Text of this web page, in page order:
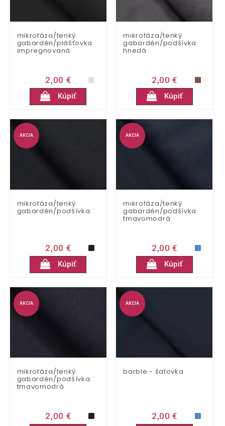
mikrofáza/tenký
gabardén/plášťovka
impregnovaná
2,00 €
Kúpiť
mikrofáza/tenký
gabardén/podšívka
hnedá
2,00 €
Kúpiť
AKCIA
mikrofáza/tenký
gabardén/podšívka
2,00 €
Kúpiť
AKCIA
mikrofáza/tenký
gabardén/podšívka
tmavomodrá
2,00 €
Kúpiť
AKCIA
mikrofáza/tenký
gabardén/podšívka
tmavomodrá
2,00 €
AKCIA
barble - šatovka
2,00 €